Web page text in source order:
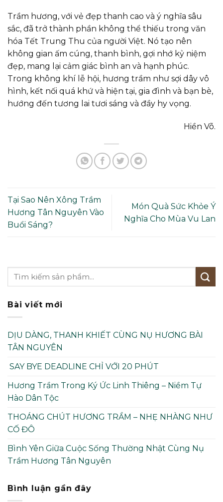
Trầm hương, với vẻ đẹp thanh cao và ý nghĩa sâu
sắc, đã trở thành phần không thể thiếu trong văn
hóa Tết Trung Thu của người Việt. Nó tạo nên
không gian ấm cúng, thanh bình, gợi nhớ kỷ niệm
đẹp, mang lại cảm giác bình an và hạnh phúc.
Trong không khí lễ hội, hương trầm như sợi dây vô
hình, kết nối quá khứ và hiện tại, gia đình và bạn bè,
hướng đến tương lai tươi sáng và đầy hy vọng.
Hiền Võ.
Tại Sao Nên Xông Trầm
Hương Tân Nguyên Vào
Buổi Sáng?
Món Quà Sức Khỏe Ý
Nghĩa Cho Mùa Vu Lan
Bài viết mới
DỊU DÀNG, THANH KHIẾT CÙNG NỤ HƯƠNG BÀI
TÂN NGUYÊN
SAY BYE DEADLINE CHỈ VỚI 20 PHÚT
Hương Trầm Trong Ký Ức Linh Thiêng – Niềm Tự
Hào Dân Tộc
THOÁNG CHÚT HƯƠNG TRẦM – NHẸ NHÀNG NHƯ
CỐ ĐÔ
Bình Yên Giữa Cuộc Sống Thường Nhật Cùng Nụ
Trầm Hương Tân Nguyên
Bình luận gần đây